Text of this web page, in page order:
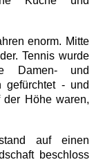
enorm. Mitte
Tennis wurde
Damen- und
gefürchtet - und
Höhe waren,
auf einen
beschloss